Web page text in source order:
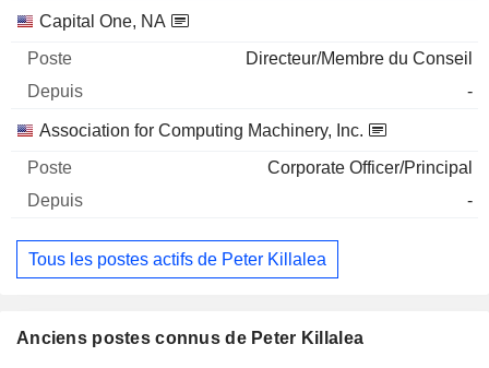
Capital One, NA
Directeur/Membre du Conseil
-
Association for Computing Machinery, Inc.
Corporate Officer/Principal
-
Tous les postes actifs de Peter Killalea
Anciens postes connus de Peter Killalea